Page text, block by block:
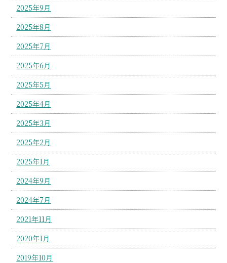
2025年9月
2025年8月
2025年7月
2025年6月
2025年5月
2025年4月
2025年3月
2025年2月
2025年1月
2024年9月
2024年7月
2021年11月
2020年1月
2019年10月